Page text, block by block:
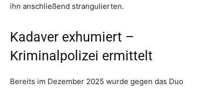
ihn anschließend strangulierten.
Kadaver exhumiert –
Kriminalpolizei ermittelt
Bereits im Dezember 2025 wurde gegen das Duo